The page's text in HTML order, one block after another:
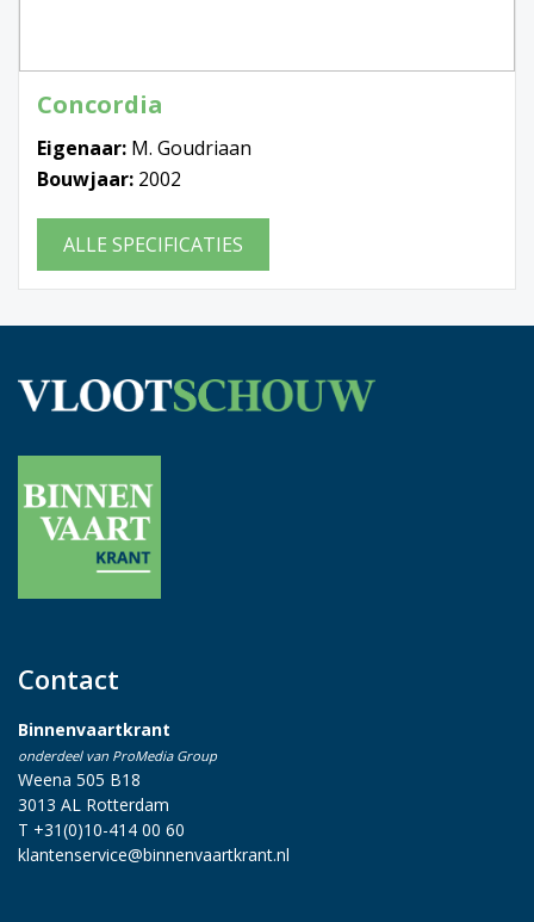
Concordia
Eigenaar: M. Goudriaan
Bouwjaar: 2002
ALLE SPECIFICATIES
Contact
Binnenvaartkrant
onderdeel van ProMedia Group
Weena 505 B18
3013 AL Rotterdam
T +31(0)10-414 00 60
klantenservice@binnenvaartkrant.nl